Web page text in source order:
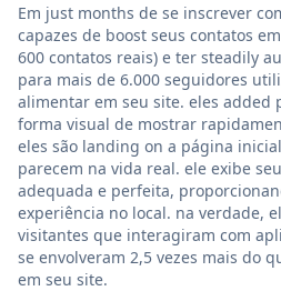
Em just months de se inscrever
capazes de boost seus contatos
600 contatos reais) e ter steadily
para mais de 6.000 seguidores
alimentar em seu site. eles added
forma visual de mostrar
eles são landing on a página
parecem na vida real. ele exibe
adequada e perfeita,
experiência no local. na verdade,
visitantes que interagiram com
se envolveram 2,5 vezes mais do
em seu site.